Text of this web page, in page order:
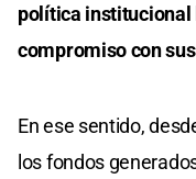
política institucional
compromiso con
En ese sentido,
los fondos